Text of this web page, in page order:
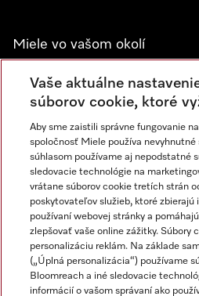
Miele vo vašom okolí
Spoznajte predajne Miele
Newsletter
Miele na Instagrame
Miele na YouTube
Vaše aktuálne
súborov cookie, ktoré
Aby sme zaistili správne fungovanie
spoločnosť Miele používa nevyhnutné
súhlasom používame aj nepodstatné
sledovacie technológie na
vrátane súborov cookie tretích strán
poskytovateľov služieb, ktoré zbierajú
používaní webovej stránky a
zlepšovať vaše online zážitky. Súbory
personalizáciu reklám. Na základe
(„Úplná personalizácia“) používame
Bloomreach a iné sledovacie
informácií o vašom správaní ako